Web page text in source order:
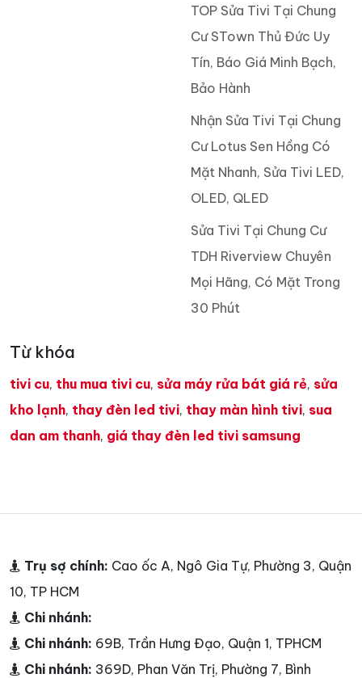
TOP Sửa Tivi Tại Chung
Cư STown Thủ Đức Uy
Tín, Báo Giá Minh Bạch,
Bảo Hành
Nhận Sửa Tivi Tại Chung
Cư Lotus Sen Hồng Có
Mặt Nhanh, Sửa Tivi LED,
OLED, QLED
Sửa Tivi Tại Chung Cư
TDH Riverview Chuyên
Mọi Hãng, Có Mặt Trong
30 Phút
Từ khóa
tivi cu, thu mua tivi cu, sửa máy rửa bát giá rẻ, sửa
kho lạnh, thay đèn led tivi, thay màn hình tivi, sua
dan am thanh, giá thay đèn led tivi samsung
Trụ sợ chính: Cao ốc A, Ngô Gia Tự, Phường 3, Quận
10, TP HCM
Chi nhánh:
Chi nhánh: 69B, Trần Hưng Đạo, Quận 1, TPHCM
Chi nhánh: 369D, Phan Văn Trị, Phường 7, Bình